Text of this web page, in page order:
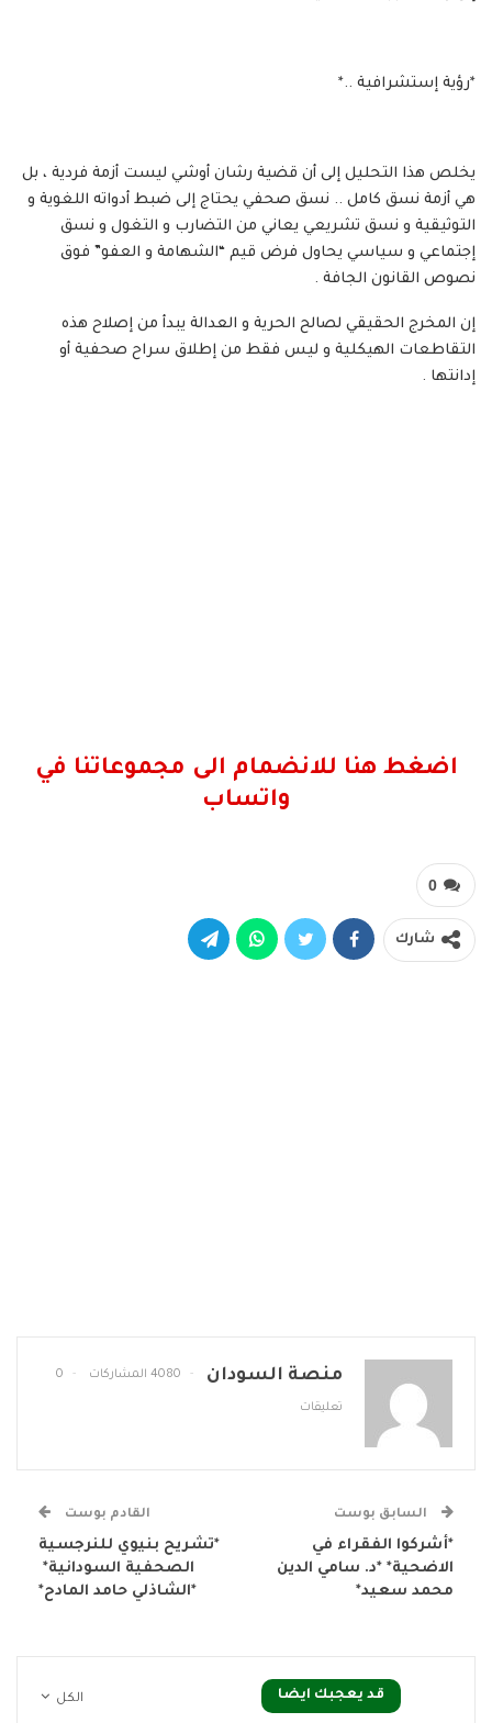
*رؤية إستشرافية ..*
يخلص هذا التحليل إلى أن قضية رشان أوشي ليست أزمة فردية ، بل
هي أزمة نسق كامل .. نسق صحفي يحتاج إلى ضبط أدواته اللغوية و
التوثيقية و نسق تشريعي يعاني من التضارب و التغول و نسق
إجتماعي و سياسي يحاول فرض قيم “الشهامة و العفو” فوق
نصوص القانون الجافة .
إن المخرج الحقيقي لصالح الحرية و العدالة يبدأ من إصلاح هذه
التقاطعات الهيكلية و ليس فقط من إطلاق سراح صحفية أو
إدانتها .
اضغط هنا للانضمام الى مجموعاتنا في
واتساب
0
شارك
منصة السودان 4080 المشاركات 0
تعليقات
السابق بوست
*أشركوا الفقراء في
الاضحية* *د. سامي الدين
محمد سعيد*
القادم بوست
*تشريح بنيوي للنرجسية
الصحفية السودانية*
*الشاذلي حامد المادح*
الكل قد يعجبك ايضا